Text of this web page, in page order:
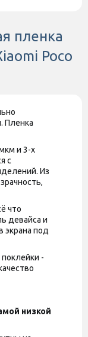
пленка
Poco
Пленка
и 3-х
с
Из
что
девайса и
экрана под
-
низкой